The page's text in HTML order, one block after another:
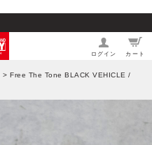
ログイン カート
> Free The Tone BLACK VEHICLE /